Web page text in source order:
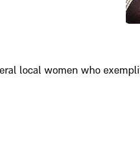
local women who